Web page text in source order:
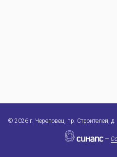
© 2026 г. Череповец, пр. Строителей,
—